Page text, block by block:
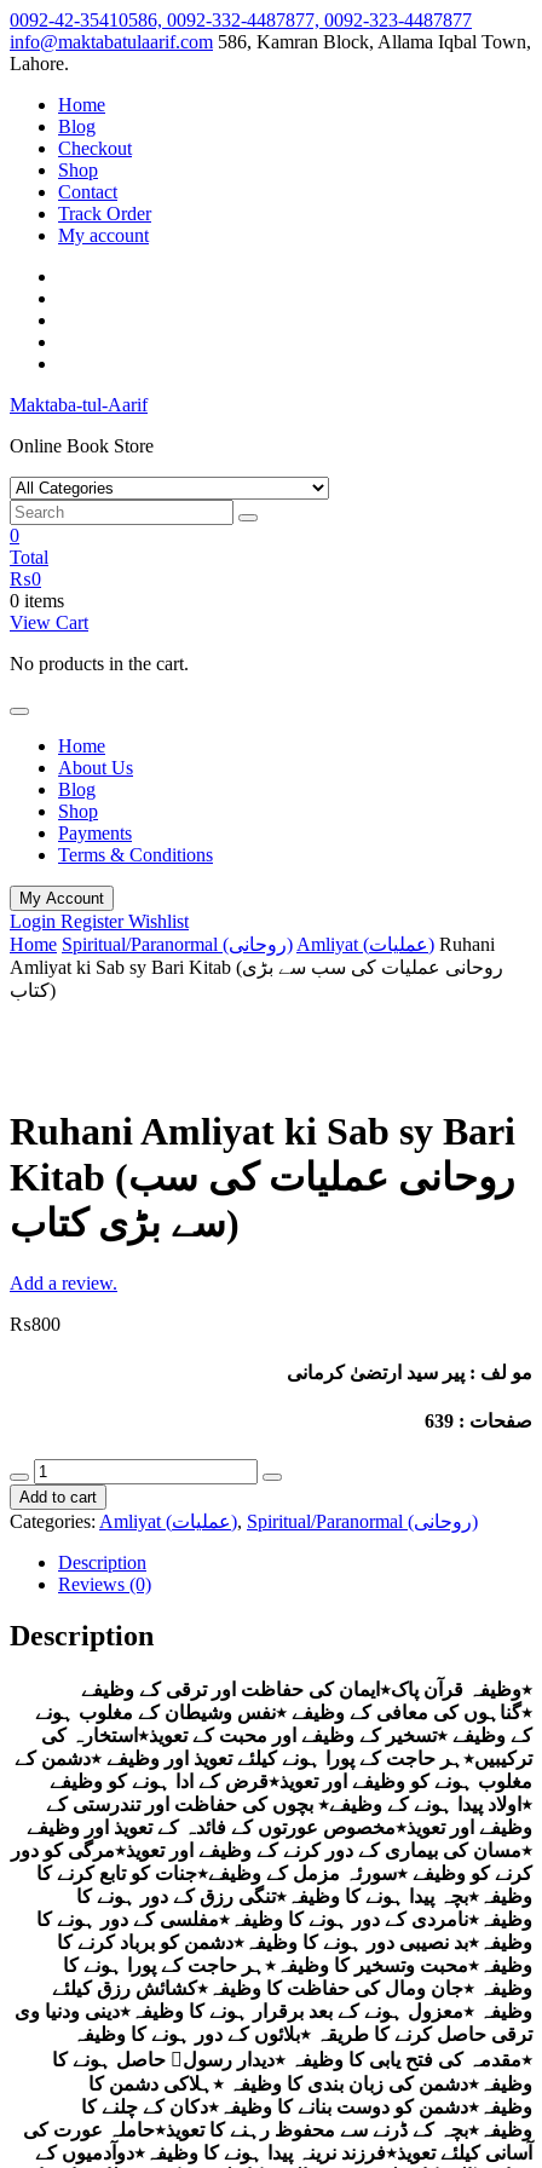
Skip
to
content
0092-42-35410586, 0092-332-4487877, 0092-323-4487877
info@maktabatulaarif.com 586, Kamran Block, Allama Iqbal Town,
Lahore.
Home
Blog
Checkout
Shop
Contact
Track Order
My account
Maktaba-tul-Aarif
Online Book Store
0
Total
₨0
0 items
View Cart
No products in the cart.
Home
About Us
Blog
Shop
Payments
Terms & Conditions
My Account
Login RegisterWishlist
Home
Spiritual/Paranormal (روحانی) Amliyat (عملیات) Ruhani
Amliyat ki Sab sy Bari Kitab (روحانی عملیات کی سب سے بڑی
کتاب)
Ruhani Amliyat ki Sab sy Bari
Kitab (روحانی عملیات کی سب
سے بڑی کتاب)
Add a review.
₨800
مو لف : پیر سید ارتضیٰ کرمانی
صفحات : 639
Ruhani
Amliyat
ki
Sab
Bari
Kitab
عملیات
سے
بڑی
کتاب)
quantity
Add to cart
Categories: Amliyat (عملیات),
Spiritual/Paranormal (روحانی)
Description
Reviews (0)
Description
٭وظیفہ قرآن پاک٭ایمان کی حفاظت اور ترقی کے وظیفے
٭گناہوں کی معافی کے وظیفے ٭نفس وشیطان کے مغلوب ہونے
کے وظیفے ٭تسخیر کے وظیفے اور محبت کے تعویذ٭استخارہ کی
ترکیبیں٭ہر حاجت کے پورا ہونے کیلئے تعویذ اور وظیفے ٭دشمن کے
مغلوب ہونے کو وظیفے اور تعویذ٭قرض کے ادا ہونے کو وظیفے
٭اولاد پیدا ہونے کے وظیفے٭ بچوں کی حفاظت اور تندرستی کے
وظیفے اور تعویذ٭مخصوص عورتوں کے فائدہ کے تعویذ اور وظیفے
٭مسان کی بیماری کے دور کرنے کے وظیفے اور تعویذ٭مرگی کو دور
کرنے کو وظیفے ٭سورئہ مزمل کے وظیفے٭جنات کو تابع کرنے کا
وظیفہ٭بچہ پیدا ہونے کا وظیفہ٭تنگی رزق کے دور ہونے کا
وظیفہ٭نامردی کے دور ہونے کا وظیفہ٭مفلسی کے دور ہونے کا
وظیفہ٭بد نصیبی دور ہونے کا وظیفہ٭دشمن کو برباد کرنے کا
وظیفہ٭محبت وتسخیر کا وظیفہ٭ہر حاجت کے پورا ہونے کا
وظیفہ ٭جان ومال کی حفاظت کا وظیفہ٭کشائش رزق کیلئے
وظیفہ ٭معزول ہونے کے بعد برقرار ہونے کا وظیفہ٭دینی ودنیا وی
ترقی حاصل کرنے کا طریقہ ٭بلائوں کے دور ہونے کا وظیفہ
٭مقدمہ کی فتح یابی کا وظیفہ ٭دیدار رسولﷺ حاصل ہونے کا
وظیفہ٭دشمن کی زبان بندی کا وظیفہ ٭ہلاکی دشمن کا
وظیفہ٭دشمن کو دوست بنانے کا وظیفہ٭دکان کے چلنے کا
وظیفہ٭بچہ کے ڈرنے سے محفوظ رہنے کا تعویذ٭حاملہ عورت کی
آسانی کیلئے تعویذ٭فرزند نرینہ پیدا ہونے کا وظیفہ٭دوآدمیوں کے